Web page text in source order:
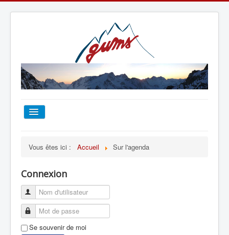
ESCALADE
ALPINISME
Vous êtes ici : Accueil Sur l'agenda
Connexion
Se souvenir de moi